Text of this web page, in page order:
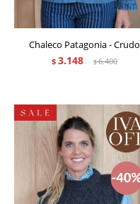
Chaleco Patagonia - Crudo
$ 3.148 $6.400